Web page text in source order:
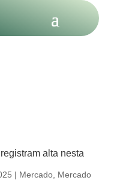
alta nesta
| Mercado, Mercado